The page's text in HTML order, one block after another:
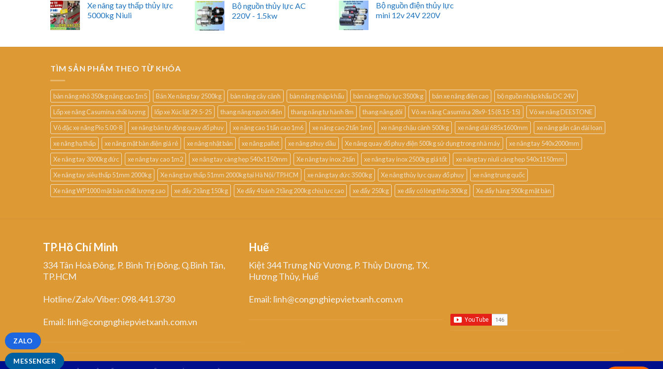
Xe nâng tay thấp thủy lực
5000kg Niuli
Bộ nguồn thủy lực AC
220V - 1.5kw
Bộ nguồn điện thủy lực
mini 12v 24V 220V
TÌM SẢN PHẨM THEO TỪ KHÓA
bàn nâng nhỏ 350kg nâng cao 1m5 Bán Xe nâng tay 2500kg bàn nâng cây cảnh bàn nâng nhập khẩu bàn nâng thủy lực 3500kg bán xe nâng điện cao
bộ nguồn nhập khẩu DC 24V
Lốp xe nâng Casumina chất lượng
lốp xe Xúc lật 29.5-25 thang nâng người điện thang nâng tự hành 8m thang nâng đôi Vỏ xe nâng Casumina 28x9-15 (8.15-15)
Vỏ xe nâng DEESTONE
Vỏ đặc xe nâng Pio 5.00-8
xe nâng bán tự động quay đổ phuy xe nâng cao 1 tấn cao 1m6 xe nâng cao 2 tấn 1m6 xe nâng chậu cảnh 500kg xe nâng dài 685x1600mm
xe nâng gắn cân đài loan
xe nâng hạ thấp
xe nâng mặt bàn điện giá rẻ xe nâng nhật bản xe nâng pallet xe nâng phuy dầu Xe nâng quay đổ phuy điện 500kg sử dụng trong nhà máy
xe nâng tay 540x2000mm
Xe nâng tay 3000kg đức
xe nâng tay cao 1m2 xe nâng tay càng hẹp 540x1150mm Xe nâng tay inox 2 tấn xe nâng tay inox 2500kg giá tốt
xe nâng tay niuli càng hẹp 540x1150mm
Xe nâng tay siêu thấp 51mm 2000kg
Xe nâng tay thấp 51mm 2000kg tại Hà Nội/TP.HCM xe nâng tay đức 3500kg Xe nâng thủy lực quay đổ phuy
xe nâng trung quốc
Xe nâng WP1000 mặt bàn chất lượng cao
xe đẩy 2 tầng 150kg Xe đẩy 4 bánh 2 tầng 200kg chịu lực cao xe đẩy 250kg xe đẩy có lòng thép 300kg Xe đẩy hàng 500kg mặt bàn
TP.Hồ Chí Minh
334 Tân Hoà Đông, P. Bình Trị Đông, Q.Bình Tân,
TP.HCM
Hotline/Zalo/Viber: 098.441.3730
Email: linh@congnghiepvietxanh.com.vn
Huế
Kiệt 344 Trưng Nữ Vương, P. Thủy Dương, TX.
Hương Thủy, Huế
Email: linh@congnghiepvietxanh.com.vn
MESSENGER
ZALO